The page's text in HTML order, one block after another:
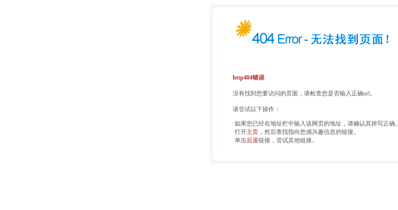
http404错误
没有找到您要访问的页面，请检查您是否输入正确url。
请尝试以下操作：
·如果您已经在地址栏中输入该网页的地址，请确认其拼写正确。
·打开主页 ，然后查找指向您感兴趣信息的链接。
·单击后退链接，尝试其他链接。